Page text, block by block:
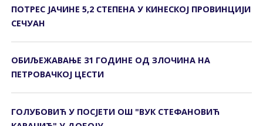
ПОТРЕС ЈАЧИНЕ 5,2 СТЕПЕНА У КИНЕСКОЈ ПРОВИНЦИЈИ
СЕЧУАН
ОБИЉЕЖАВАЊЕ 31 ГОДИНЕ ОД ЗЛОЧИНА НА
ПЕТРОВАЧКОЈ ЦЕСТИ
ГОЛУБОВИЋ У ПОСЈЕТИ ОШ "ВУК СТЕФАНОВИЋ